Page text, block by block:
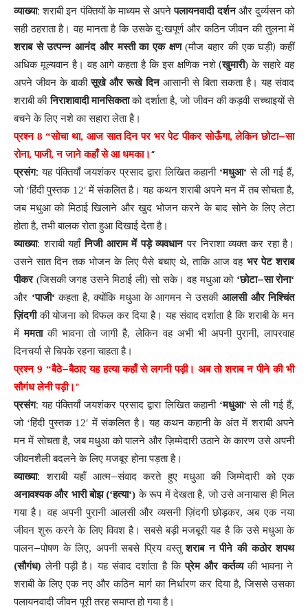
व्याख्या: शराबी इन पंक्तियों के माध्यम से अपने पलायनवादी दर्शन और दुर्व्यसन को
सही ठहराता है। वह मानता है कि उसके दुःखपूर्ण और कठिन जीवन की तुलना में
शराब से उत्पन्न आनंद और मस्ती का एक क्षण(मौज बहार की एक घड़ी)कहीं
अधिक मूल्यवान है। वह आगे कहता है कि इस क्षणिक नशे(खुमारी)के सहारे वह
अपने जीवन के बाकी सूखे और रूखे दिन आसानी से बिता सकता है। यह संवाद
शराबी की निराशावादी मानसिकता को दर्शाता है,जो जीवन की कड़वी सच्चाइयों से
बचने के लिए नशे का सहारा लेता है।
प्रश्न 8 “सोचा था, आज सात दिन पर भर पेट पीकर सोऊँगा,लेकिन छोटा–सा
रोना,पाजी,न जाने कहाँ से आ धमका।“
प्रसंग: यह पंक्तियाँ जयशंकर प्रसाद द्वारा लिखित कहानी ‘मधुआ‘ से ली गई हैं,
जो ‘हिंदी पुस्तक 12′में संकलित है। यह कथन शराबी अपने मन में तब सोचता है,
जब मधुआ को मिठाई खिलाने और खुद भोजन करने के बाद सोने के लिए लेटा
होता है,तभी बालक रोता हुआ दिखाई देता है।
व्याख्या: शराबी यहाँ निजी आराम में पड़े व्यवधान पर निराशा व्यक्त कर रहा है।
उसने सात दिन तक भोजन के लिए पैसे बचाए थे,ताकि आज वह भर पेट शराब
पीकर(जिसकी जगह उसने मिठाई ली)सो सके। वह मधुआ को ‘छोटा–सा रोना‘
और ‘पाजी‘ कहता है,क्योंकि मधुआ के आगमन ने उसकी आलसी और निश्चिंत
ज़िंदगी की योजना को विफल कर दिया है। यह संवाद दर्शाता है कि शराबी के मन
में ममता की भावना तो जागी है,लेकिन वह अभी भी अपनी पुरानी,लापरवाह
दिनचर्या से चिपके रहना चाहता है।
प्रश्न 9 “बैठे–बैठाए यह हत्या कहाँ से लगनी पड़ी। अब तो शराब न पीने की भी
सौगंध लेनी पड़ी।“
प्रसंग: यह पंक्तियाँ जयशंकर प्रसाद द्वारा लिखित कहानी ‘मधुआ‘ से ली गई हैं,
जो ‘हिंदी पुस्तक 12′में संकलित है। यह कथन कहानी के अंत में शराबी अपने
मन में सोचता है,जब मधुआ को पालने और ज़िम्मेदारी उठाने के कारण उसे अपनी
जीवनशैली बदलने के लिए मजबूर होना पड़ता है।
व्याख्या: शराबी यहाँ आत्म–संवाद करते हुए मधुआ की जिम्मेदारी को एक
अनावश्यक और भारी बोझ(‘हत्या‘) के रूप में देखता है,जो उसे अनायास ही मिल
गया है। वह अपनी पुरानी आलसी और व्यसनी ज़िंदगी छोड़कर,अब एक नया
जीवन शुरू करने के लिए विवश है। सबसे बड़ी मजबूरी यह है कि उसे मधुआ के
पालन–पोषण के लिए, अपनी सबसे प्रिय वस्तु शराब न पीने की कठोर शपथ
(सौगंध) लेनी पड़ी है। यह संवाद दर्शाता है कि प्रेम और कर्तव्य की भावना ने
शराबी के लिए एक नए और कठिन मार्ग का निर्धारण कर दिया है,जिससे उसका
पलायनवादी जीवन पूरी तरह समाप्त हो गया है।